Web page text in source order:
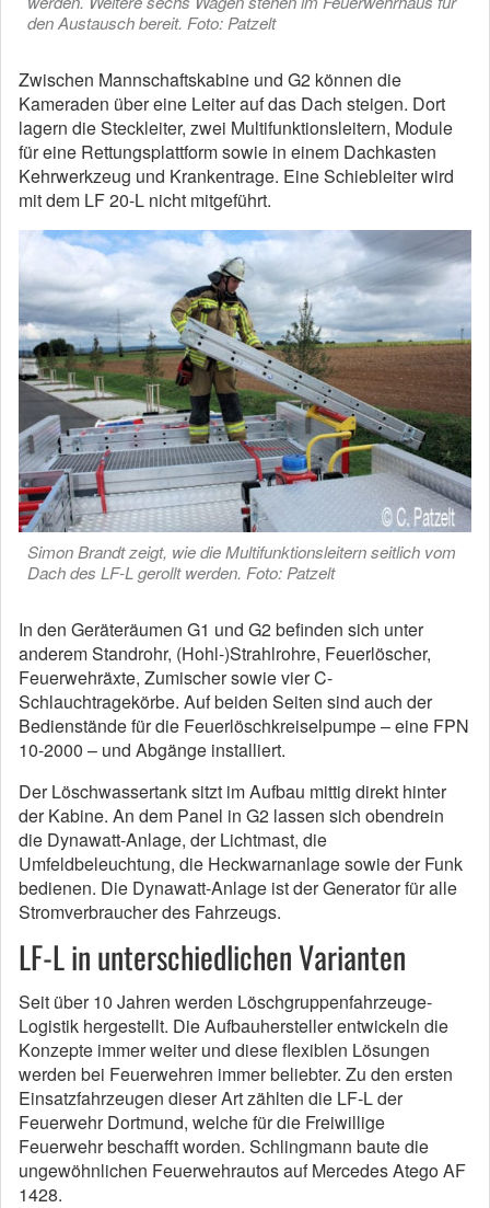
den Austausch bereit. Foto: Patzelt
Zwischen Mannschaftskabine und G2 können die
Kameraden über eine Leiter auf das Dach steigen. Dort
lagern die Steckleiter, zwei Multifunktionsleitern, Module
für eine Rettungsplattform sowie in einem Dachkasten
Kehrwerkzeug und Krankentrage. Eine Schiebleiter wird
mit dem LF 20-L nicht mitgeführt.
Simon Brandt zeigt, wie die Multifunktionsleitern seitlich vom
Dach des LF-L gerollt werden. Foto: Patzelt
In den Geräteräumen G1 und G2 befinden sich unter
anderem Standrohr, (Hohl-)Strahlrohre, Feuerlöscher,
Feuerwehräxte, Zumischer sowie vier C-
Schlauchtragekörbe. Auf beiden Seiten sind auch der
Bedienstände für die Feuerlöschkreiselpumpe – eine FPN
10-2000 – und Abgänge installiert.
Der Löschwassertank sitzt im Aufbau mittig direkt hinter
der Kabine. An dem Panel in G2 lassen sich obendrein
die Dynawatt-Anlage, der Lichtmast, die
Umfeldbeleuchtung, die Heckwarnanlage sowie der Funk
bedienen. Die Dynawatt-Anlage ist der Generator für alle
Stromverbraucher des Fahrzeugs.
LF-L in unterschiedlichen Varianten
Seit über 10 Jahren werden Löschgruppenfahrzeuge-
Logistik hergestellt. Die Aufbauhersteller entwickeln die
Konzepte immer weiter und diese flexiblen Lösungen
werden bei Feuerwehren immer beliebter. Zu den ersten
Einsatzfahrzeugen dieser Art zählten die LF-L der
Feuerwehr Dortmund, welche für die Freiwillige
Feuerwehr beschafft worden. Schlingmann baute die
ungewöhnlichen Feuerwehrautos auf Mercedes Atego AF
1428.